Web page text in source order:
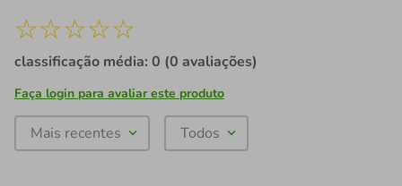
☆☆☆☆☆
classificação média: 0 (0 avaliações)
Faça login para avaliar este produto
Mais recentes Todos